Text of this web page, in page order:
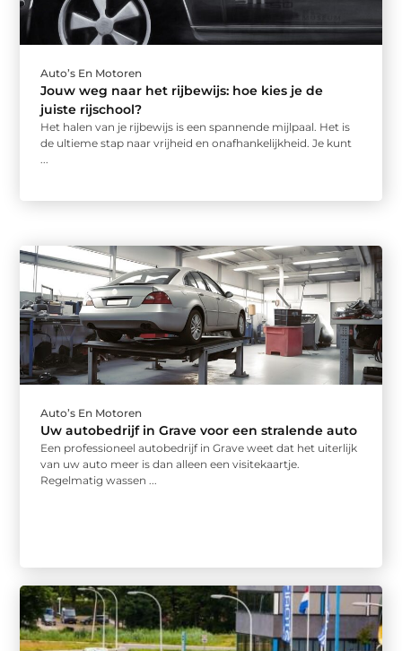
Auto’s En Motoren
Jouw weg naar het rijbewijs: hoe kies je de
juiste rijschool?
Het halen van je rijbewijs is een spannende mijlpaal. Het is
de ultieme stap naar vrijheid en onafhankelijkheid. Je kunt
Auto’s En Motoren
Uw autobedrijf in Grave voor een stralende auto
Een professioneel autobedrijf in Grave weet dat het uiterlijk
van uw auto meer is dan alleen een visitekaartje.
Regelmatig wassen ...